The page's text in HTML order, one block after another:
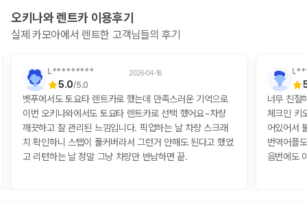
면세 10% + 추가 최대 7% 할인
오키나와렌트카 이용후기
실제 카모아에서 렌트한 고객님들의 후기
L*********
5.0/5.0
2026-04-16
벳푸에서도 토요타 렌트카로 했는데 만족스러운 기억으로
이번 오키나와에서도 토요타 렌트카로 선택 했어요~차량
깨끗하고 잘 관리된 느낌입니다. 픽업하는 날 차량 스크래
치 확인하니 스탭이 풀커버라서 그런거 안해도 된다고 했었
고 리턴하는 날 정말 그냥 차량만 반납하면 끝.
너무 친절
체크인 키
어있어서
번역어플
음번에도